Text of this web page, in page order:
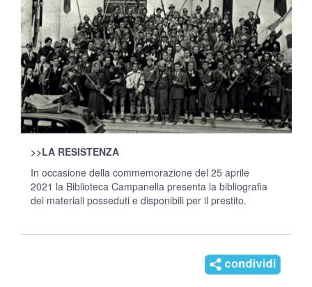
>>LA RESISTENZA
In occasione della commemorazione del 25 aprile
2021 la Biblioteca Campanella presenta la bibliografia
dei materiali posseduti e disponibili per il prestito.